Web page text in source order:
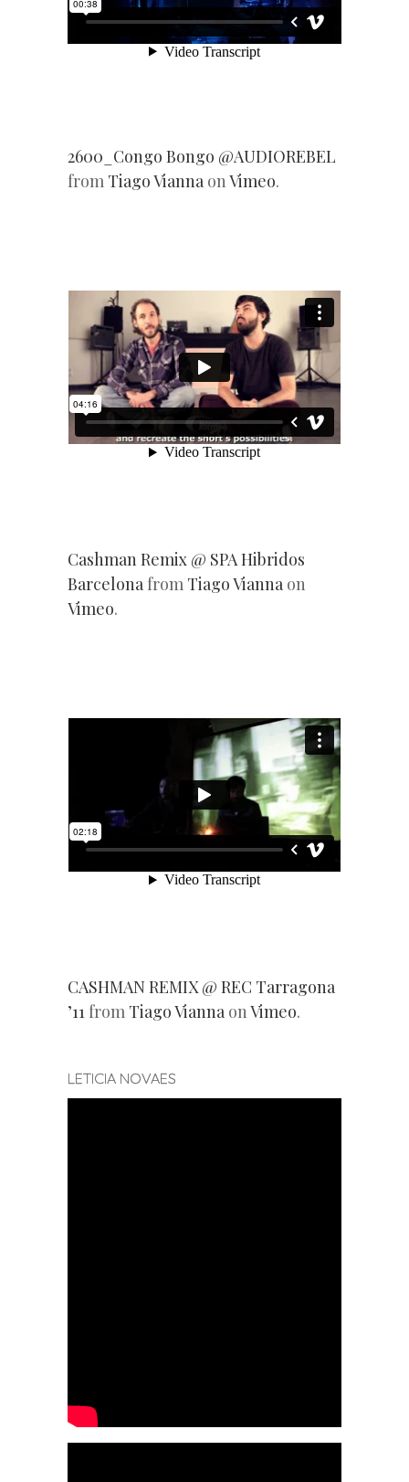
2600_Congo Bongo @AUDIOREBEL
from Tiago Vianna onVimeo.
Cashman Remix @ SPA Hibridos
Barcelonafrom Tiago Vianna on
Vimeo.
CASHMAN REMIX @ REC Tarragona
’11from Tiago Vianna onVimeo.
LETICIA NOVAES